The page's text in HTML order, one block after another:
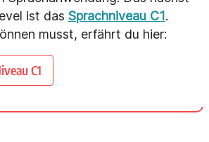
ist das Sprachniveau C1.
musst, erfährt du hier:
C1